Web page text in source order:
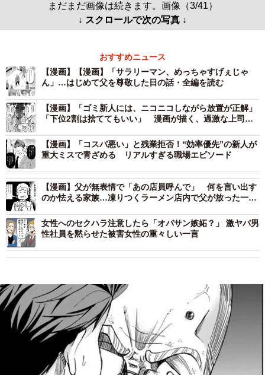
まだまだ画像は続きます。画像（3/41）
↓ スクロールで次の写真 ↓
おすすめニュース
【漫画】【漫画】「サラリーマン、めっちゃすげぇじゃ
ん」…はじめて父を尊敬した日の話・全編を読む
【漫画】「ゴミ新人には、ニコニコしながら放置が正解」
「下位2割は捨ててもいい」 漫画が描く、過激な上司
【漫画】「コスパ悪い」と残業拒否！“効率優先”の新人が
重大ミスで青ざめる リアルすぎる職場エピソード
【漫画】父が無表情で「あの店員呼んで」 何を言い出す
のか怯える家族…凍りつくラーメン店内で父が放った一言
女性へのセクハラ注意したら「オバサン嫉妬？」 激ヤバ男
性社員を黙らせた被害女性の重々しい一言